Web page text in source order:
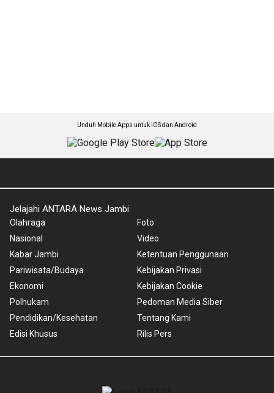
Unduh Mobile Apps untuk iOS dan Android
Jelajahi ANTARA News Jambi
Olahraga
Nasional
Kabar Jambi
Pariwisata/Budaya
Ekonomi
Polhukam
Pendidikan/Kesehatan
Edisi Khusus
Foto
Video
Ketentuan Penggunaan
Kebijakan Privasi
Kebijakan Cookie
Pedoman Media Siber
Tentang Kami
Rilis Pers